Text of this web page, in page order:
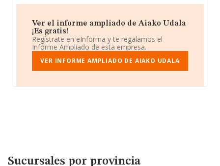
Ver el informe ampliado de Aiako Udala
¡Es gratis!
Regístrate en eInforma y te regalamos el
Informe Ampliado de esta empresa.
VER INFORME AMPLIADO DE AIAKO UDALA
Sucursales por provincia